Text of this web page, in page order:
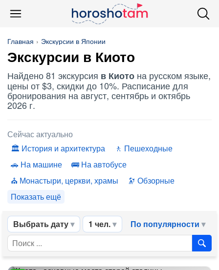
Главная Экскурсии в Японии
Экскурсии в Киото
Найдено 81 экскурсия в Киото на русском языке,
цены от $3, скидки до 10%. Расписание для
бронирования на август, сентябрь и октябрь
2026 г.
Сейчас актуально
История и архитектура
Пешеходные
На машине
На автобусе
Монастыри, церкви, храмы
Обзорные
Показать ещё
Выбрать дату 1 чел. По популярности